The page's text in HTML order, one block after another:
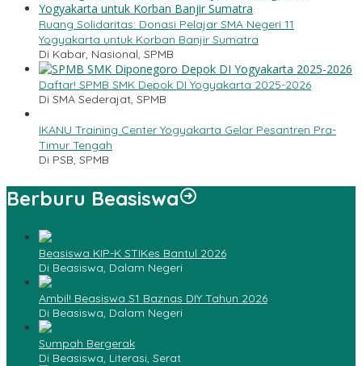
Ruang Solidaritas: Donasi Pelajar SMA Negeri 11
Yogyakarta untuk Korban Banjir Sumatra
Di Kabar, Nasional, SPMB
Daftar! SPMB SMK Depok DI Yogyakarta 2025-2026
Di SMA Sederajat, SPMB
IKANU Training Center Yogyakarta Gelar Pesantren Pra-
Timur Tengah
Di PSB, SPMB
Berburu Beasiswa
Beasiswa KIP-K STIKes Bantul 2026
Di Beasiswa, Dalam Negeri
Ambil! Beasiswa S1 Baznas DIY Tahun 2026
Di Beasiswa, Dalam Negeri
Sumpah Bergerak
Di Beasiswa, Literasi, Serat